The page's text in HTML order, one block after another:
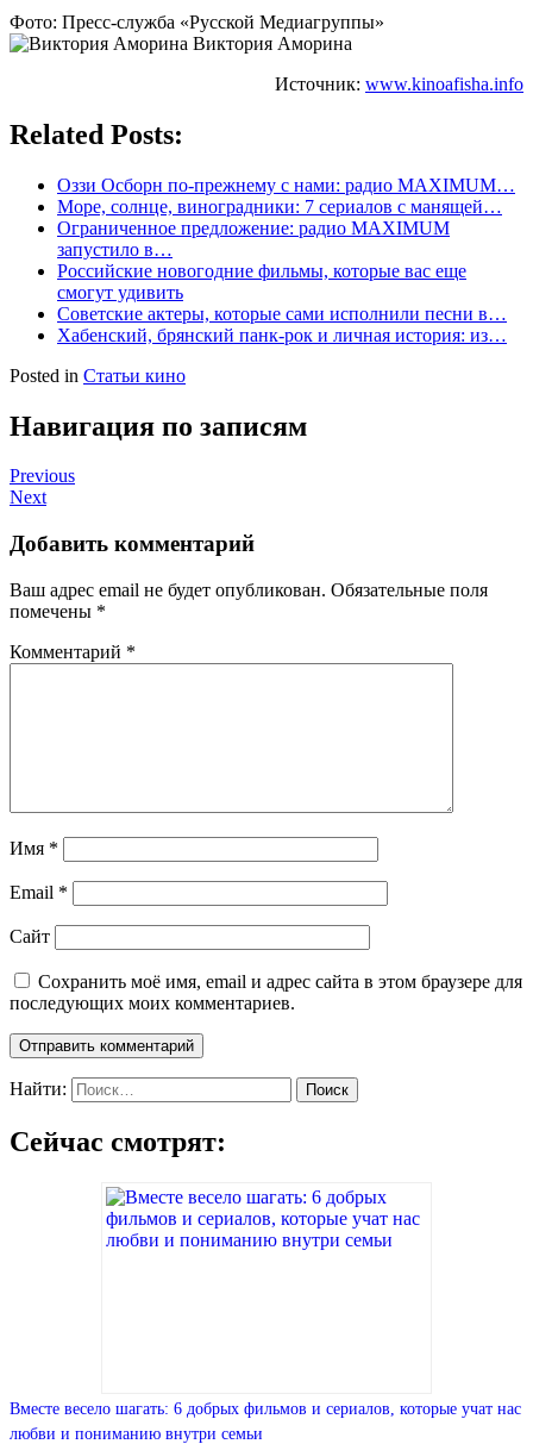
Фото: Пресс-служба «Русской Медиагруппы»
Виктория Аморина
Источник: www.kinoafisha.info
Related Posts:
Оззи Осборн по-прежнему с нами: радио MAXIMUM…
Море, солнце, виноградники: 7 сериалов с манящей…
Ограниченное предложение: радио MAXIMUM
запустило в…
Российские новогодние фильмы, которые вас еще
смогут удивить
Советские актеры, которые сами исполнили песни в…
Хабенский, брянский панк-рок и личная история: из…
Posted in Статьи кино
Навигация по записям
Previous
Next
Добавить комментарий
Ваш адрес email не будет опубликован. Обязательные поля
помечены *
Комментарий *
Имя *
Email *
Сайт
Сохранить моё имя, email и адрес сайта в этом браузере для
последующих моих комментариев.
Найти:
Сейчас смотрят:
Вместе весело шагать: 6 добрых фильмов и сериалов, которые учат нас
любви и пониманию внутри семьи